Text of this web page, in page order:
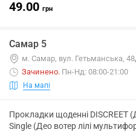
49.00 грн
Самар 5
м. Самар, вул. Гетьманська,
Зачинено. Пн-Нд: 08:00-21:00
На мапі
Прокладки щоденні DISCREET
Single (Део вотер лілі